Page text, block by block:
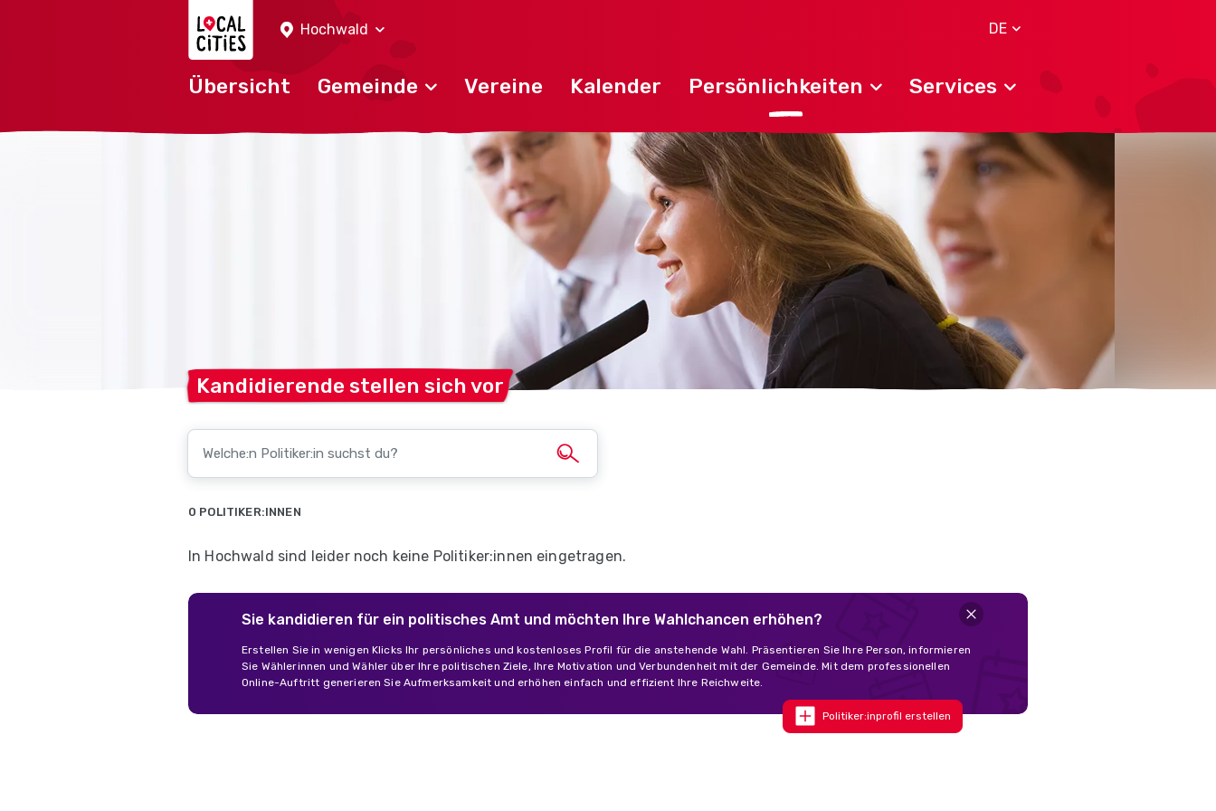
Hochwald
DE
Übersicht Gemeinde Vereine Kalender Persönlichkeiten Services
Kandidierende stellen sichvor
0 POLITIKER:INNEN
In Hochwald sind leider noch keine Politiker:innen eingetragen.
Sie kandidieren für ein politisches Amt und möchten Ihre Wahlchancen erhöhen?
Erstellen Sie in wenigen Klicks Ihr persönliches und kostenloses Profil für die anstehende Wahl. Präsentieren Sie Ihre Person, informieren
Sie Wählerinnen und Wähler über Ihre politischen Ziele, Ihre Motivation und Verbundenheit mit der Gemeinde. Mit dem professionellen
Online-Auftritt generieren Sie Aufmerksamkeit und erhöhen einfach und effizient Ihre Reichweite.
Politiker:inprofil erstellen